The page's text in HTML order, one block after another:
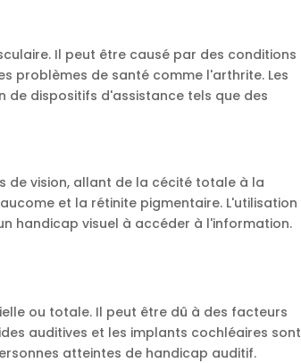
Il peut être causé par des conditions
problèmes de santé comme l'arthrite. Les
de dispositifs d'assistance tels que des
de vision, allant de la cécité totale à la
et la rétinite pigmentaire. L'utilisation
handicap visuel à accéder à l'information.
ou totale. Il peut être dû à des facteurs
auditives et les implants cochléaires sont
atteintes de handicap auditif.